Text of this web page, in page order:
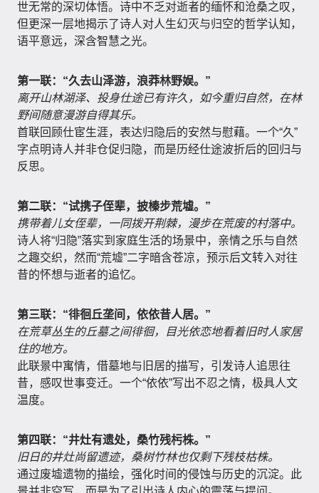
世无常的深切体悟。诗中不乏对逝者的缅怀和沧桑之叹，
但更深一层地揭示了诗人对人生幻灭与归空的哲学认知，
语平意远，深含智慧之光。
第一联：“久去山泽游，浪莽林野娱。”
离开山林湖泽、投身仕途已有许久，如今重归自然，在林
野间随意漫游自得其乐。
首联回顾仕宦生涯，表达归隐后的安然与慰藉。一个“久”
字点明诗人并非仓促归隐，而是历经仕途波折后的回归与
反思。
第二联：“试携子侄辈，披榛步荒墟。”
携带着儿女侄辈，一同拨开荆棘，漫步在荒废的村落中。
诗人将“归隐”落实到家庭生活的场景中，亲情之乐与自然
之趣交织，然而“荒墟”二字暗含苍凉，预示后文转入对往
昔的怀想与逝者的追忆。
第三联：“徘徊丘垄间，依依昔人居。”
在荒草丛生的丘墓之间徘徊，目光依恋地看着旧时人家居
住的地方。
此联景中寓情，借墓地与旧居的描写，引发诗人追思往
昔，感叹世事变迁。一个“依依”写出不忍之情，极具人文
温度。
第四联：“井灶有遗处，桑竹残杇株。”
旧日的井灶尚留遗迹，桑树竹林也仅剩下残枝枯株。
通过废墟遗物的描绘，强化时间的侵蚀与历史的沉淀。此